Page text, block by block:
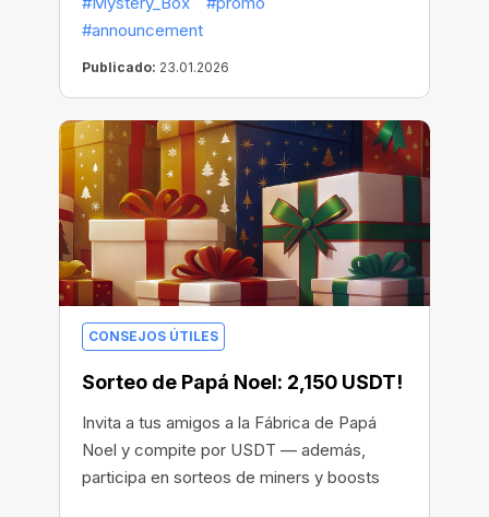
#announcement
Publicado: 23.01.2026
CONSEJOS ÚTILES
Sorteo de Papá Noel: 2,150 USDT!
Invita a tus amigos a la Fábrica de Papá
Noel y compite por USDT — además,
participa en sorteos de miners y boosts